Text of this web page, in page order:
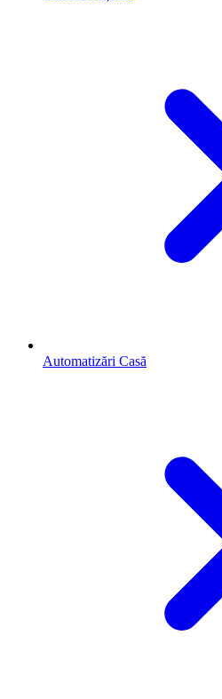
Automatizări Casă